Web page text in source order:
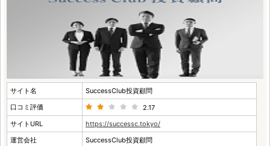
サイト名
SuccessClub投資顧問
口コミ評価
2.17
サイトURL
https://successc.tokyo/
運営会社
SuccessClub投資顧問